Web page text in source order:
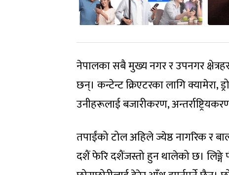
नेपालका सबै मुख्य नगर र उपनगर
छन्। कन्टेन्ट क्रिएटरका लागि क्यामेरा,
उनीहरूलाई बजारीकरण,
तपाईंको टोल अहिले ज्येष्ठ नागरिक र
दशैं फेरि दशैंजस्तो हुन थालेको छ।